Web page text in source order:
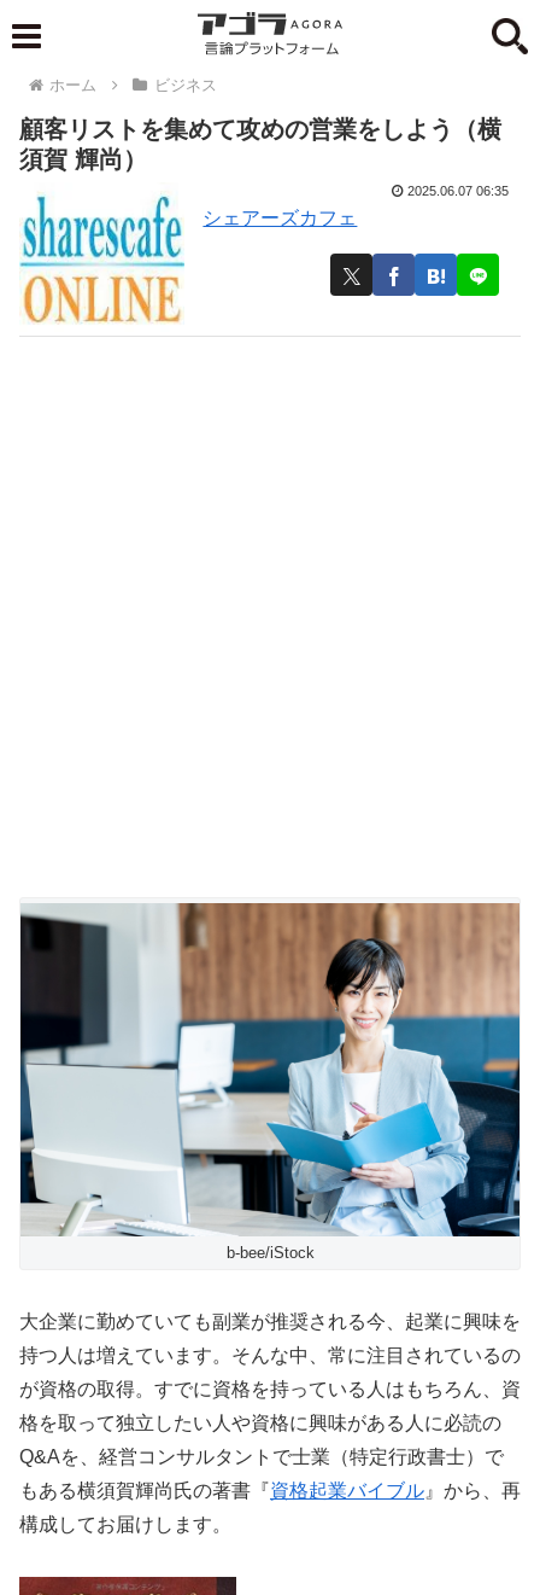
ホーム ビジネス
顧客リストを集めて攻めの営業をしよう（横
須賀 輝尚）
シェアーズカフェ
2025.06.07 06:35
b-bee/iStock
大企業に勤めていても副業が推奨される今、起業に興味を
持つ人は増えています。そんな中、常に注目されているの
が資格の取得。すでに資格を持っている人はもちろん、資
格を取って独立したい人や資格に興味がある人に必読の
Q&Aを、経営コンサルタントで士業（特定行政書士）で
もある横須賀輝尚氏の著書『資格起業バイブル 』から、再
構成してお届けします。